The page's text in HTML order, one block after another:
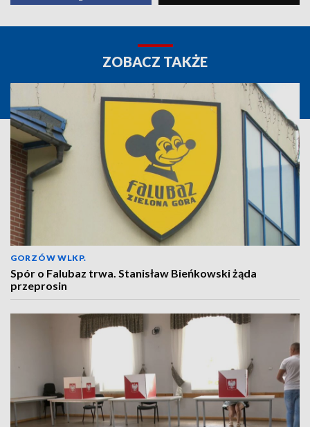
ZOBACZ TAKŻE
GORZÓW WLKP.
Spór o Falubaz trwa. Stanisław Bieńkowski żąda
przeprosin